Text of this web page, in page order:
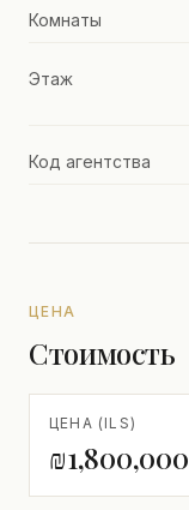
Комнаты
Этаж
Код агентства
ЦЕНА
Стоимость
ЦЕНА (ILS)
₪1,800,000